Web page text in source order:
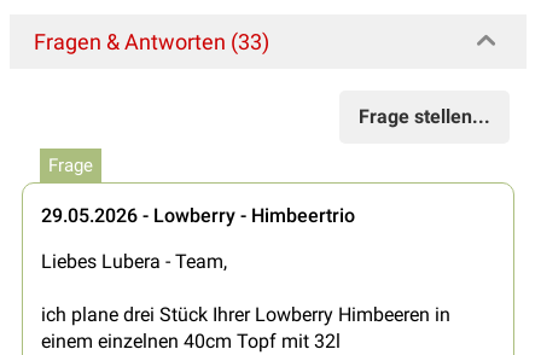
Fragen & Antworten (33)
Frage stellen...
Frage
29.05.2026 - Lowberry - Himbeertrio
Liebes Lubera - Team,
ich plane drei Stück Ihrer Lowberry Himbeeren in
einem einzelnen 40cm Topf mit 32l